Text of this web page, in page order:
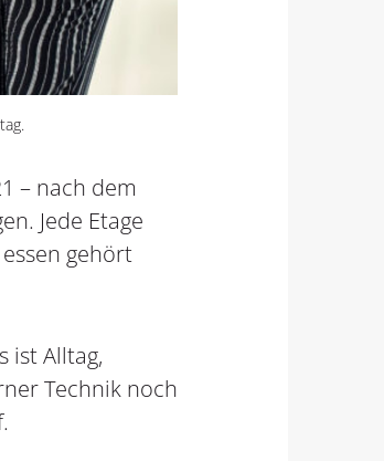
– nach dem
Jede Etage
gehört
ist Alltag,
Technik noch